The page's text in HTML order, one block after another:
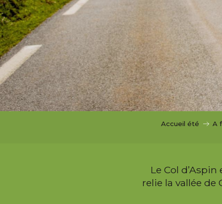
i
p
a
l
Accueil été A
Le Col d’Aspin
relie la vallée de